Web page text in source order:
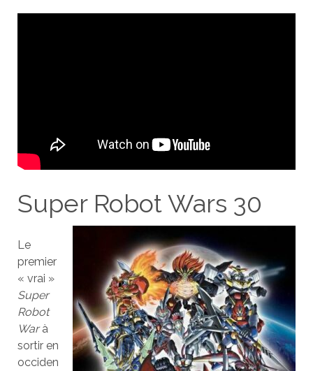
Super Robot Wars 30
Le
premier
« vrai »
Super
Robot
Warà
sortir en
occiden